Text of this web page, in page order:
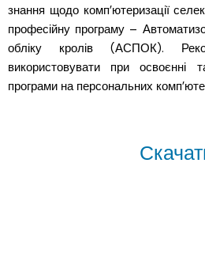
знання щодо комп’ютеризації
професійну програму –
обліку кролів (АСПОК).
використовувати при освоєнні
програми на персональних